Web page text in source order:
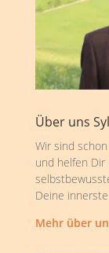
Über uns
Wir sind
und helfen Dir
Deine
Mehr über